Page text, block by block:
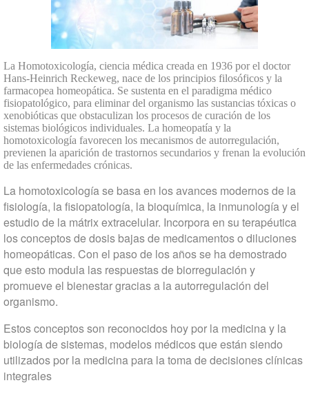
La Homotoxicología, ciencia médica creada en 1936 por el doctor
Hans-Heinrich Reckeweg, nace de los principios filosóficos y la
farmacopea homeopática. Se sustenta en el paradigma médico
fisiopatológico, para eliminar del organismo las sustancias tóxicas o
xenobióticas que obstaculizan los procesos de curación de los
sistemas biológicos individuales. La homeopatía y la
homotoxicología favorecen los mecanismos de autorregulación,
previenen la aparición de trastornos secundarios y frenan la evolución
de las enfermedades crónicas.
La homotoxicología se basa en los avances modernos de la
fisiología, la fisiopatología, la bioquímica, la inmunología y el
estudio de la mátrix extracelular. Incorpora en su terapéutica
los conceptos de dosis bajas de medicamentos o diluciones
homeopáticas. Con el paso de los años se ha demostrado
que esto modula las respuestas de biorregulación y
promueve el bienestar gracias a la autorregulación del
organismo.
Estos conceptos son reconocidos hoy por la medicina y la
biología de sistemas, modelos médicos que están siendo
utilizados por la medicina para la toma de decisiones clínicas
integrales